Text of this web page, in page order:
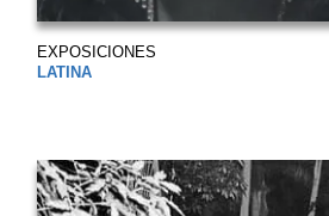
EXPOSICIONES
LATINA